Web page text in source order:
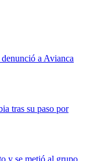
a Avianca
tras su paso por
y se metió al grupo